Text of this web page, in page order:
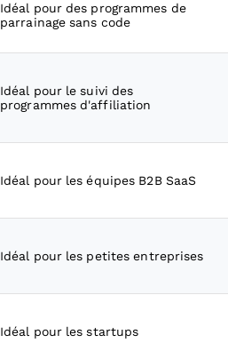
Idéal pour des programmes de
parrainage sans code
Idéal pour le suivi des
programmes d'affiliation
Idéal pour les équipes B2B SaaS
Idéal pour les petites entreprises
Idéal pour les startups